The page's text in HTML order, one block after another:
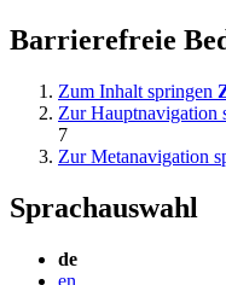
Barrierefreie
Zum Inhalt springen
Zur Hauptnavigation
7
Zur Metanavigation
Sprachauswahl
de
en